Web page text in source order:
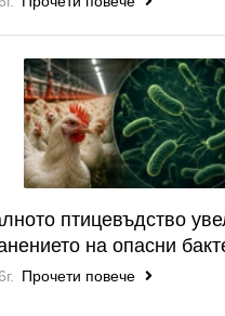
птицевъдство
на опасни
Прочети повече